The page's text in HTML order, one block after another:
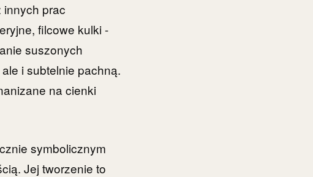
innych prac
filcowe kulki -
suszonych
i subtelnie pachną.
na cienki
symbolicznym
Jej tworzenie to